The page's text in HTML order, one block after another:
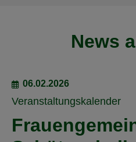
News
06.02.2026
Veranstaltungskalender